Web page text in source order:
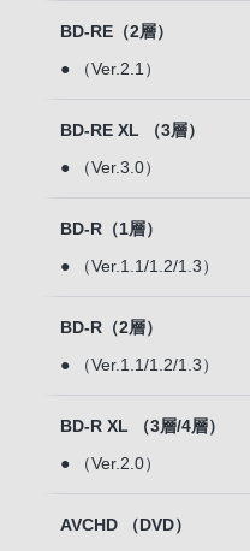
BD-RE（2層）
● （Ver.2.1）
BD-RE XL （3層）
● （Ver.3.0）
BD-R（1層）
● （Ver.1.1/1.2/1.3）
BD-R（2層）
● （Ver.1.1/1.2/1.3）
BD-R XL （3層/4層）
● （Ver.2.0）
AVCHD （DVD）